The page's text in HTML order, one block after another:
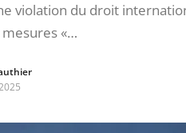
violation du droit
«…